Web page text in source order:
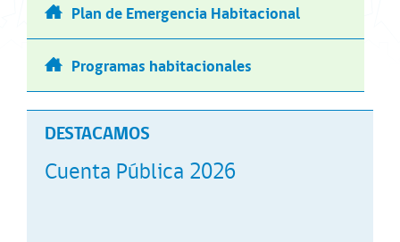
Plan de Emergencia Habitacional
Programas habitacionales
DESTACAMOS
Cuenta Pública 2026